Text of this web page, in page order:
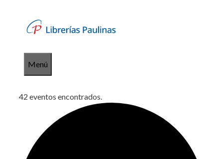
contenido
Menú
42 eventos encontrados.